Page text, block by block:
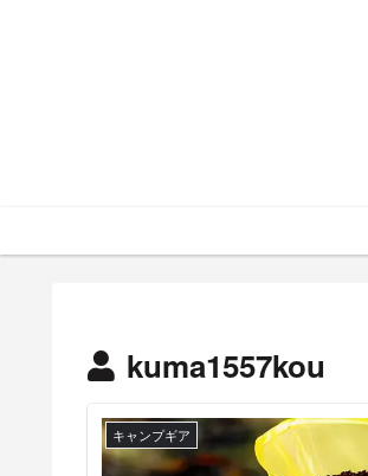
kuma1557kou
キャンプギア